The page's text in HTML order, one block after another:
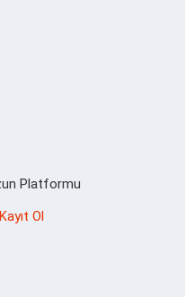
Platformu
Ol